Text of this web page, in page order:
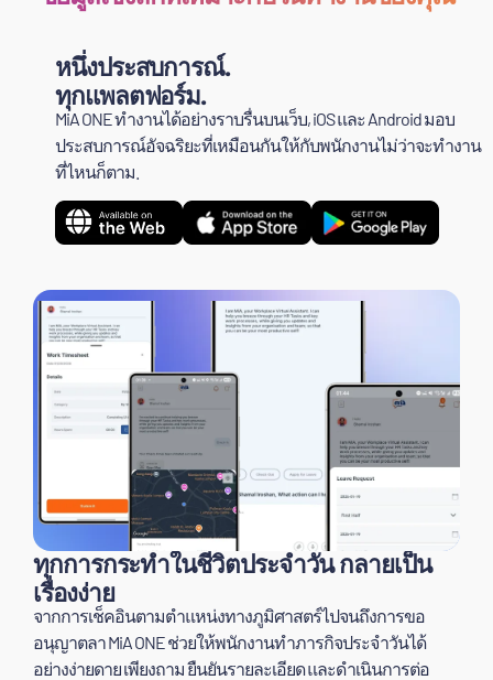
หนึ่งประสบการณ์.
ทุกแพลตฟอร์ม.
MiA ONE ทำงานได้อย่างราบรื่นบนเว็บ, iOS และ Android มอบ
ประสบการณ์อัจฉริยะที่เหมือนกันให้กับพนักงานไม่ว่าจะทำงาน
ที่ไหนก็ตาม.
ทุกการกระทำในชีวิตประจำวัน กลายเป็น
เรื่องง่าย
จากการเช็คอินตามตำแหน่งทางภูมิศาสตร์ไปจนถึงการขอ
อนุญาตลา MiA ONE ช่วยให้พนักงานทำภารกิจประจำวันได้
อย่างง่ายดาย เพียงถาม ยืนยันรายละเอียด และดำเนินการต่อ